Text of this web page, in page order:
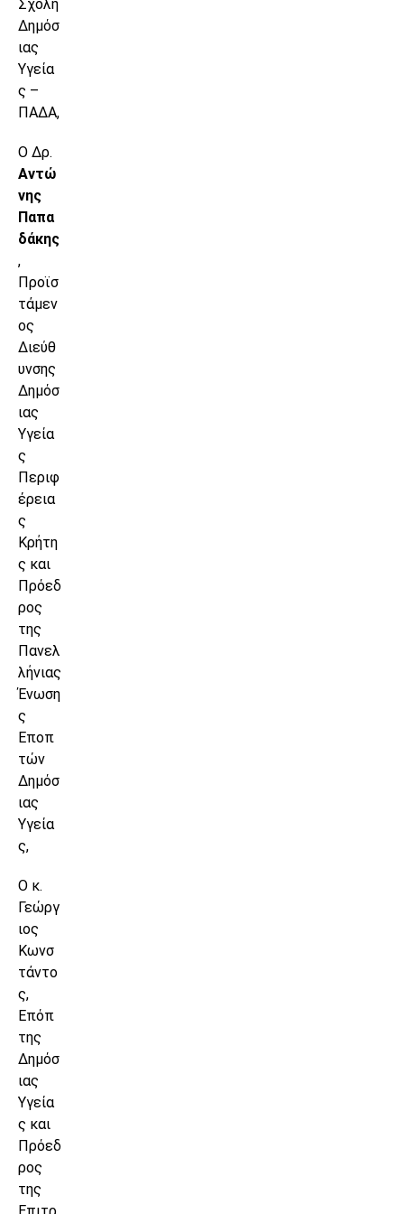
Σχολή
Δημόσ
ιας
Υγεία
ς –
ΠΑΔΑ,
Ο Δρ.
Αντώ
νης
Παπα
δάκης
,
Προϊσ
τάμεν
ος
Διεύθ
υνσης
Δημόσ
ιας
Υγεία
ς
Περιφ
έρεια
ς
Κρήτη
ς και
Πρόεδ
ρος
της
Πανελ
λήνιας
Ένωση
ς
Εποπ
τών
Δημόσ
ιας
Υγεία
ς,
Ο κ.
Γεώργ
ιος
Κωνσ
τάντο
ς,
Επόπ
της
Δημόσ
ιας
Υγεία
ς και
Πρόεδ
ρος
της